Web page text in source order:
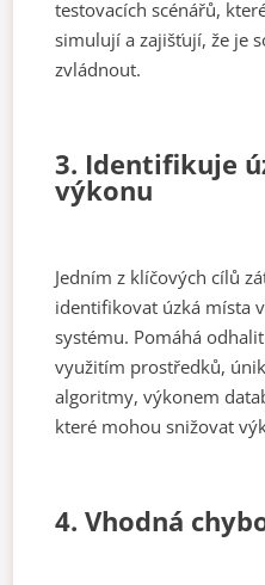
testovacích scénářů,
simulují a zajišťují, že je
zvládnout.
3. Identifikuje
výkonu
Jedním z klíčových cílů
identifikovat úzká místa
systému. Pomáhá
využitím prostředků,
algoritmy, výkonem
které mohou snižovat
4. Vhodná